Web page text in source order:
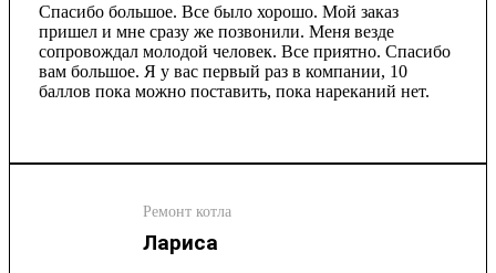
Спасибо большое. Все было хорошо. Мой заказ
пришел и мне сразу же позвонили. Меня везде
сопровождал молодой человек. Все приятно. Спасибо
вам большое. Я у вас первый раз в компании, 10
баллов пока можно поставить, пока нареканий нет.
Ремонт котла
Лариса